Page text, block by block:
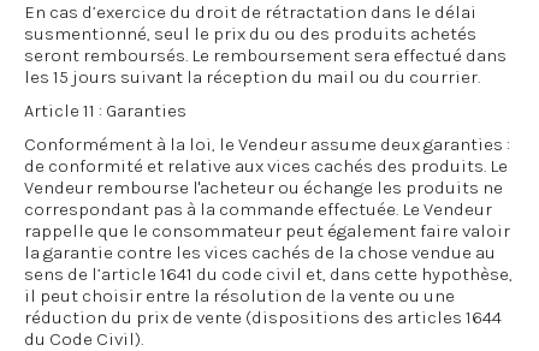
En cas d’exercice du droit de rétractation dans le délai
susmentionné, seul le prix du ou des produits achetés
seront remboursés. Le remboursement sera effectué dans
les 15 jours suivant la réception du mail ou du courrier.
Article 11 : Garanties
Conformément à la loi, le Vendeur assume deux garanties :
de conformité et relative aux vices cachés des produits. Le
Vendeur rembourse l'acheteur ou échange les produits ne
correspondant pas à la commande effectuée. Le Vendeur
rappelle que le consommateur peut également faire valoir
la garantie contre les vices cachés de la chose vendue au
sens de l’article 1641 du code civil et, dans cette hypothèse,
il peut choisir entre la résolution de la vente ou une
réduction du prix de vente (dispositions des articles 1644
du Code Civil).